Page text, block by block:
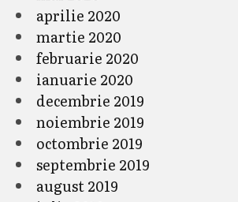
aprilie 2020
martie 2020
februarie 2020
ianuarie 2020
decembrie 2019
noiembrie 2019
octombrie 2019
septembrie 2019
august 2019